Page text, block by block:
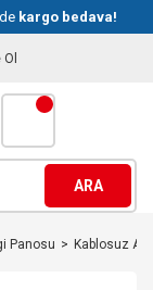
kargo bedava!
ARA
Panosu Kablosuz